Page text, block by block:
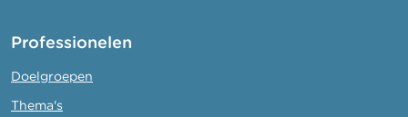
Professionelen
Doelgroepen
Thema's